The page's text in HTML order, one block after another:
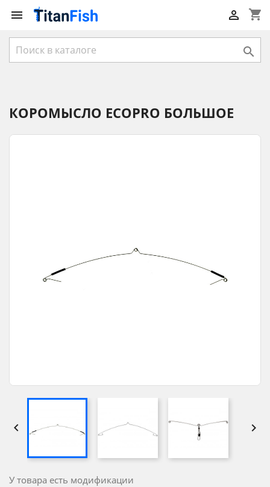
 shopping_cart


КОРОМЫСЛО ECOPRO БОЛЬШОЕ
 
У товара есть модификации